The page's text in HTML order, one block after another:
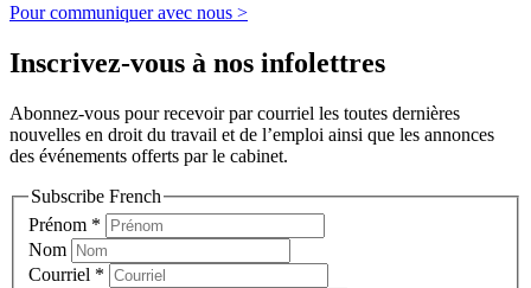
Pour communiquer avec nous >
Inscrivez-vous à nos infolettres
Abonnez-vous pour recevoir par courriel les toutes dernières
nouvelles en droit du travail et de l’emploi ainsi que les annonces
des événements offerts par le cabinet.
Subscribe French
Prénom *
Nom
Courriel *